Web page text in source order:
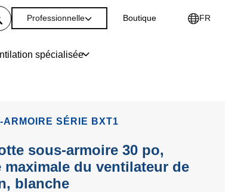
spécialisée
Professionnelle Boutique FR
ARMOIRE SÉRIE BXT1
sous-armoire 30 po,
maximale du ventilateur de
blanche